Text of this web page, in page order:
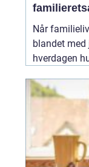
Når
blandet med
hverdagen
om børn,
eller bolig
sjældent kun
paragraffer,
om følelser,
fremtid. I